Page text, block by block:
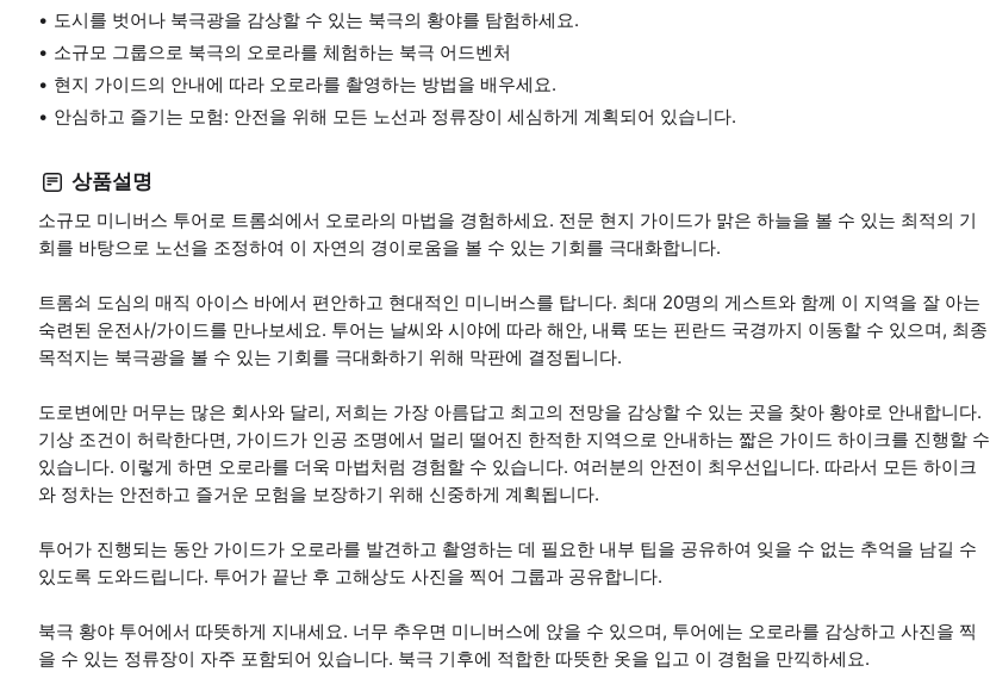
도시를 벗어나 북극광을 감상할 수 있는 북극의 황야를 탐험하세요.
소규모 그룹으로 북극의 오로라를 체험하는 북극 어드벤처
현지 가이드의 안내에 따라 오로라를 촬영하는 방법을 배우세요.
안심하고 즐기는 모험: 안전을 위해 모든 노선과 정류장이 세심하게 계획되어 있습니다.
상품설명
소규모 미니버스 투어로 트롬쇠에서 오로라의 마법을 경험하세요. 전문 현지 가이드가 맑은 하늘을 볼 수 있는 최적의 기
회를 바탕으로 노선을 조정하여 이 자연의 경이로움을 볼 수 있는 기회를 극대화합니다.
트롬쇠 도심의 매직 아이스 바에서 편안하고 현대적인 미니버스를 탑니다. 최대 20명의 게스트와 함께 이 지역을 잘 아는
숙련된 운전사/가이드를 만나보세요. 투어는 날씨와 시야에 따라 해안, 내륙 또는 핀란드 국경까지 이동할 수 있으며, 최종
목적지는 북극광을 볼 수 있는 기회를 극대화하기 위해 막판에 결정됩니다.
도로변에만 머무는 많은 회사와 달리, 저희는 가장 아름답고 최고의 전망을 감상할 수 있는 곳을 찾아 황야로 안내합니다.
기상 조건이 허락한다면, 가이드가 인공 조명에서 멀리 떨어진 한적한 지역으로 안내하는 짧은 가이드 하이크를 진행할 수
있습니다. 이렇게 하면 오로라를 더욱 마법처럼 경험할 수 있습니다. 여러분의 안전이 최우선입니다. 따라서 모든 하이크
와 정차는 안전하고 즐거운 모험을 보장하기 위해 신중하게 계획됩니다.
투어가 진행되는 동안 가이드가 오로라를 발견하고 촬영하는 데 필요한 내부 팁을 공유하여 잊을 수 없는 추억을 남길 수
있도록 도와드립니다. 투어가 끝난 후 고해상도 사진을 찍어 그룹과 공유합니다.
북극 황야 투어에서 따뜻하게 지내세요. 너무 추우면 미니버스에 앉을 수 있으며, 투어에는 오로라를 감상하고 사진을 찍
을 수 있는 정류장이 자주 포함되어 있습니다. 북극 기후에 적합한 따뜻한 옷을 입고 이 경험을 만끽하세요.